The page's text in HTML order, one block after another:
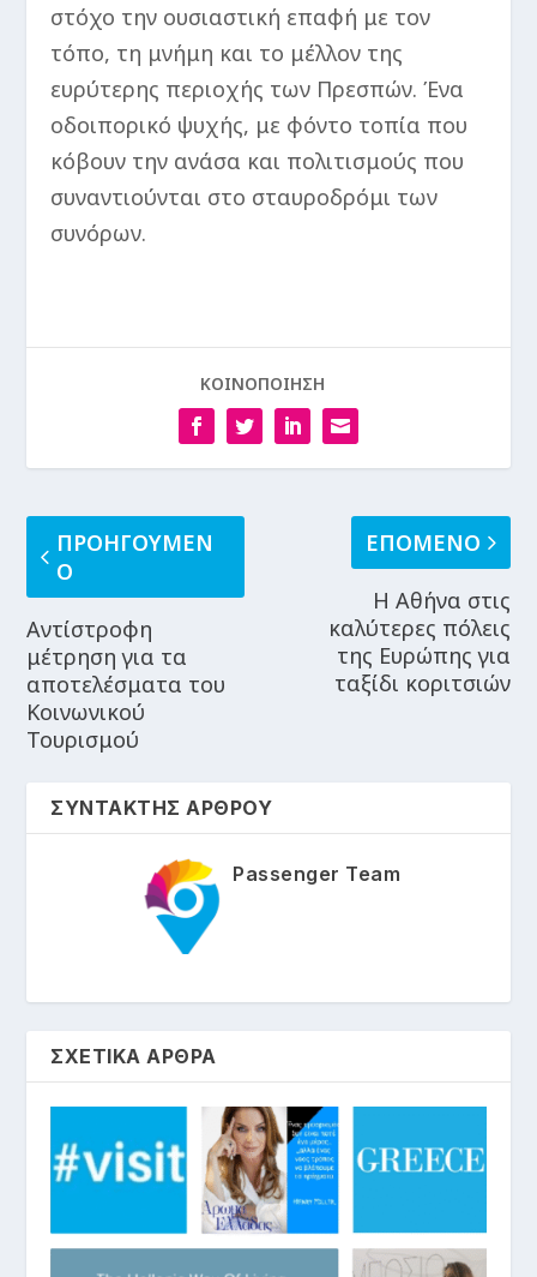
στόχο την ουσιαστική επαφή με τον
τόπο, τη μνήμη και το μέλλον της
ευρύτερης περιοχής των Πρεσπών. Ένα
οδοιπορικό ψυχής, με φόντο τοπία που
κόβουν την ανάσα και πολιτισμούς που
συναντιούνται στο σταυροδρόμι των
συνόρων.
ΚΟΙΝΟΠΟΙΗΣΗ
ΠΡΟΗΓΟΥΜΕΝ
Ο
Αντίστροφη
μέτρηση για τα
αποτελέσματα του
Κοινωνικού
Τουρισμού
ΕΠΟΜΕΝΟ
Η Αθήνα στις
καλύτερες πόλεις
της Ευρώπης για
ταξίδι κοριτσιών
ΣΥΝΤΑΚΤΗΣ ΑΡΘΡΟΥ
Passenger Team
ΣΧΕΤΙΚΑ ΑΡΘΡΑ